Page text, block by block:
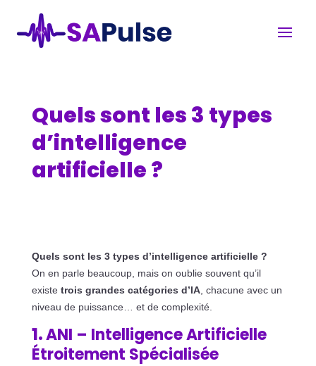
Quels sont les 3 types
d’intelligence
artificielle ?
Quels sont les 3 types d’intelligence artificielle ?
On en parle beaucoup, mais on oublie souvent qu’il
existe trois grandes catégories d’IA, chacune avec un
niveau de puissance… et de complexité.
1.ANI – Intelligence Artificielle
Étroitement Spécialisée